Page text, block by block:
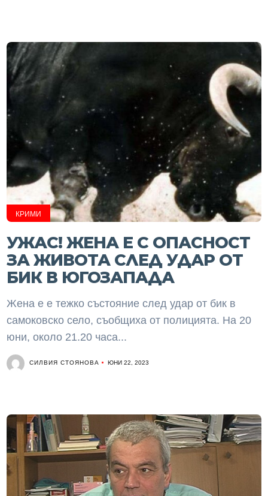
КРИМИ
УЖАС! ЖЕНА Е С ОПАСНОСТ
ЗА ЖИВОТА СЛЕД УДАР ОТ
БИК В ЮГОЗАПАДА
Жена е е тежко състояние след удар от бик в
самоковско село, съобщиха от полицията. На 20
юни, около 21.20 часа...
СИЛВИЯ СТОЯНОВА ЮНИ 22, 2023